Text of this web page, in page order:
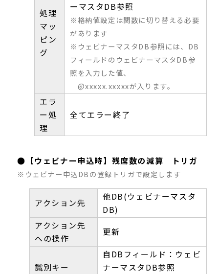
処理
マッ
ピン
グ
ーマスタDB参照
※格納値設定は関数に切り替える必要
があります
※ウェビナーマスタDB参照には、DB
フィールドのウェビナーマスタDB参
照を入力した値、
@xxxxx.xxxxxが入ります。
エラ
ー処
理
全てエラー終了
●【ウェビナー申込時】残席数の減算 トリガ
※ウェビナー申込DBの登録トリガで設定します
アクション先
他DB(ウェビナーマスタ
DB)
アクション先
への操作
更新
識別キー
自DBフィールド：ウェビ
ナーマスタDB参照